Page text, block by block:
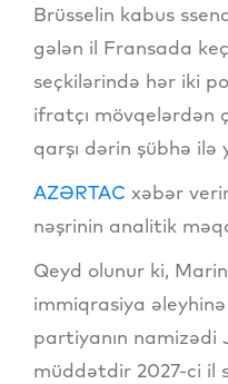
Brüsselin kabus
gələn il Fransada
seçkilərində hər iki
ifratçı mövqelərdən
qarşı dərin şübhə ilə
AZƏRTAC xəbər
nəşrinin analitik
Qeyd olunur ki,
immiqrasiya
partiyanın namizədi
müddətdir 2027-ci il